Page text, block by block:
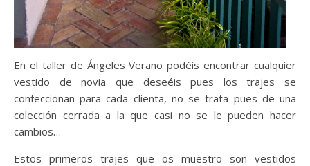
En el taller de Ángeles Verano podéis encontrar cualquier
vestido de novia que deseéis pues los trajes se
confeccionan para cada clienta, no se trata pues de una
colección cerrada a la que casi no se le pueden hacer
cambios…
Estos primeros trajes que os muestro son vestidos